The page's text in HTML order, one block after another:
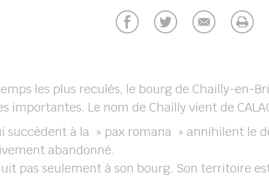
les plus reculés, le bourg de Chailly-en-
importantes. Le nom de Chailly vient de
succèdent à la » pax romana » annihilent le
abandonné.
pas seulement à son bourg. Son territoire